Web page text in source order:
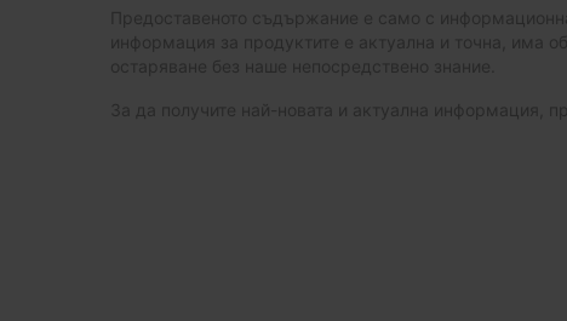
Предоставеното съдържание е само с
информация за продуктите е актуална и точна, има
остаряване без наше непосредствено знание.
За да получите най-новата и актуална информация,